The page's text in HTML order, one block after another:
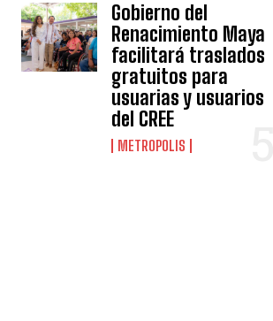
Gobierno del
Renacimiento Maya
facilitará traslados
gratuitos para
usuarias y usuarios
del CREE
METROPOLIS